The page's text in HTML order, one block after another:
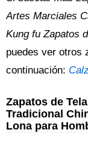
Artes Marciales
Kung fu Zapatos
puedes ver otros
continuación:
Zapatos de
Tradicional
Lona para